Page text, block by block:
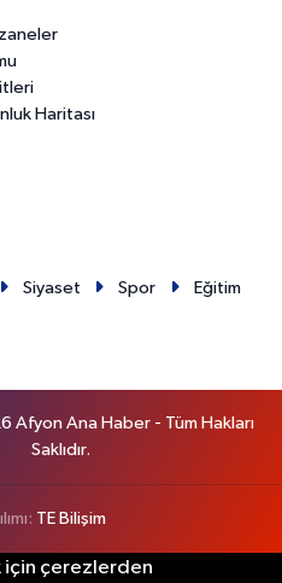
Haritası
Siyaset Spor
Eğitim
Ana Haber - Tüm Hakları
Saklıdır.
TE Bilişim
için çerezlerden